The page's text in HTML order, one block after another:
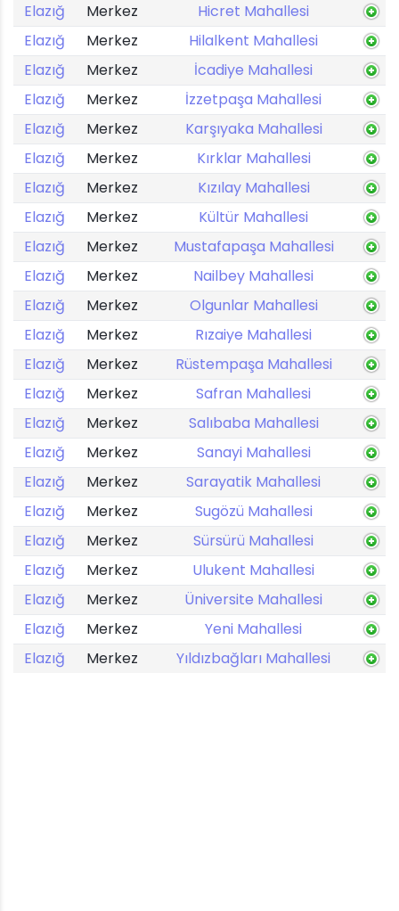
Elazığ
Merkez
Hicret Mahallesi
Elazığ
Merkez
Hilalkent Mahallesi
Elazığ
Merkez
İcadiye Mahallesi
Elazığ
Merkez
İzzetpaşa Mahallesi
Elazığ
Merkez
Karşıyaka Mahallesi
Elazığ
Merkez
Kırklar Mahallesi
Elazığ
Merkez
Kızılay Mahallesi
Elazığ
Merkez
Kültür Mahallesi
Elazığ
Merkez
Mustafapaşa Mahallesi
Elazığ
Merkez
Nailbey Mahallesi
Elazığ
Merkez
Olgunlar Mahallesi
Elazığ
Merkez
Rızaiye Mahallesi
Elazığ
Merkez
Rüstempaşa Mahallesi
Elazığ
Merkez
Safran Mahallesi
Elazığ
Merkez
Salıbaba Mahallesi
Elazığ
Merkez
Sanayi Mahallesi
Elazığ
Merkez
Sarayatik Mahallesi
Elazığ
Merkez
Sugözü Mahallesi
Elazığ
Merkez
Sürsürü Mahallesi
Elazığ
Merkez
Ulukent Mahallesi
Elazığ
Merkez
Üniversite Mahallesi
Elazığ
Merkez
Yeni Mahallesi
Elazığ
Merkez Yıldızbağları Mahallesi